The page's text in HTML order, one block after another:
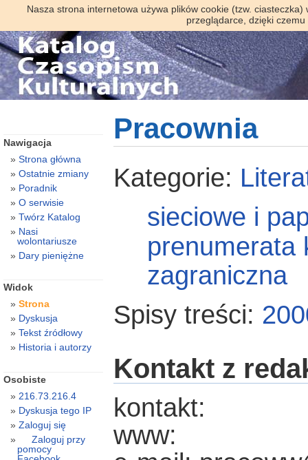
Nasza strona internetowa używa plików cookie (tzw.
przeglądarce, dzięki
Pracownia
Kategorie:
sieciowe i
prenumerata
zagraniczna
Spisy treści:
Kontakt z
kontakt:
www:
Nawigacja
Strona główna
Ostatnie zmiany
Poradnik
O serwisie
Twórz Katalog
Nasi
wolontariusze
Dary pieniężne
Widok
Strona
Dyskusja
Tekst źródłowy
Historia i autorzy
Osobiste
216.73.216.4
Dyskusja tego IP
Zaloguj się
Zaloguj przy
pomocy